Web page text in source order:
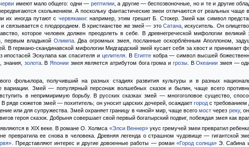
имеют мало общего: одни — рептилии, а другие — беспозвоночные, но и те и другие
скольжением. А поскольку фантастические змеи отличаются от реальных чаще
их иногда путают с червяками: например, этим грешит Б. Стокер. Змей как символ
связывается с плодородием. В христианстве же змей — это Сатана, искуситель. Он
которое человек должен преодолеть в себе. В древнегреческой мифологии великий
первым владыкой Олимпа. Два огромных змея, посланные оскорблённым Аполлоном,
В германо-скандинавской мифологии Мидгардский змей кусает себя за хвост и принимает
Эскулапа как спасителя и целителя. В Египтекобра — символ высшей
знания, золота. В Япониизмея является атрибутом бога грома и грозы. ВОкеании змея —
фольклора, получивший на разных стадиях развития культуры и в разных
вариации. Змей — популярный персонаж волшебных сказок и былин, чаще всего
в непримиримую борьбу. В русских сказках змей — многоголовое существо,
. В ряде сюжетов змей — похититель; он уносит царских дочерей, осаждает городс требованием
или для супружества. Змей охраняет границу в «иной» мир, чаще всегомост через реку,
героя сказок. Добрыня совершает свой первый богатырский подвиг, побеждая змея как
в XIX веке. В романе О. Холмса «Элси Веннер»укус гремучей змеи превратил
превратила ее снова в человека. Древняя легенда о страшном чудовище — гигантской
. Представляют интерес и другие довоенные работы — роман «Город солнца» Э. Сабина